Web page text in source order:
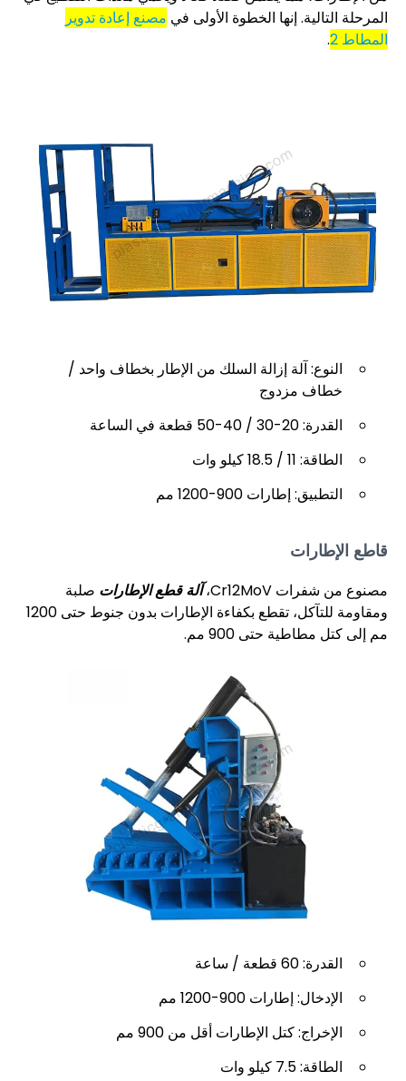
المرحلة التالية. إنها الخطوة الأولى في مصنع إعادة تدوير
المطاط 2
.
النوع: آلة إزالة السلك من الإطار بخطاف واحد /
خطاف مزدوج
القدرة: 20-30 / 40-50 قطعة في الساعة
الطاقة: 11 / 18.5 كيلو وات
التطبيق: إطارات 900-1200 مم
قاطع الإطارات
مصنوع من شفرات Cr12MoV، آلة قطع الإطارات صلبة
ومقاومة للتآكل، تقطع بكفاءة الإطارات بدون جنوط حتى 1200
مم إلى كتل مطاطية حتى 900 مم.
القدرة: 60 قطعة / ساعة
الإدخال: إطارات 900-1200 مم
الإخراج: كتل الإطارات أقل من 900 مم
الطاقة: 7.5 كيلو وات